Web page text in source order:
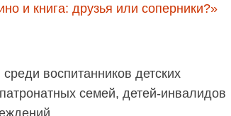
и книга: друзья или соперники?»
воспитанников детских
семей, детей-инвалидов